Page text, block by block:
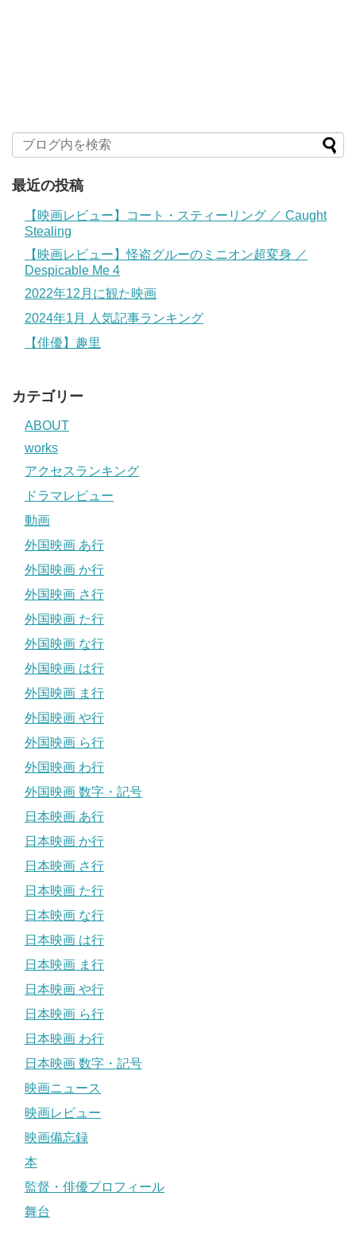
最近の投稿
【映画レビュー】コート・スティーリング ／ Caught
Stealing
【映画レビュー】怪盗グルーのミニオン超変身 ／
Despicable Me 4
2022年12月に観た映画
2024年1月 人気記事ランキング
【俳優】趣里
カテゴリー
ABOUT
works
アクセスランキング
ドラマレビュー
動画
外国映画 あ行
外国映画 か行
外国映画 さ行
外国映画 た行
外国映画 な行
外国映画 は行
外国映画 ま行
外国映画 や行
外国映画 ら行
外国映画 わ行
外国映画 数字・記号
日本映画 あ行
日本映画 か行
日本映画 さ行
日本映画 た行
日本映画 な行
日本映画 は行
日本映画 ま行
日本映画 や行
日本映画 ら行
日本映画 わ行
日本映画 数字・記号
映画ニュース
映画レビュー
映画備忘録
本
監督・俳優プロフィール
舞台